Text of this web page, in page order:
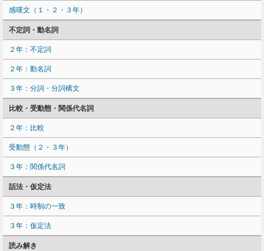
感嘆文（１・２・３年）
不定詞・動名詞
２年：不定詞
２年：動名詞
３年：分詞・分詞構文
比較・受動態・関係代名詞
２年：比較
受動態（２・３年）
３年：関係代名詞
話法・仮定法
３年：時制の一致
３年：仮定法
読み解き